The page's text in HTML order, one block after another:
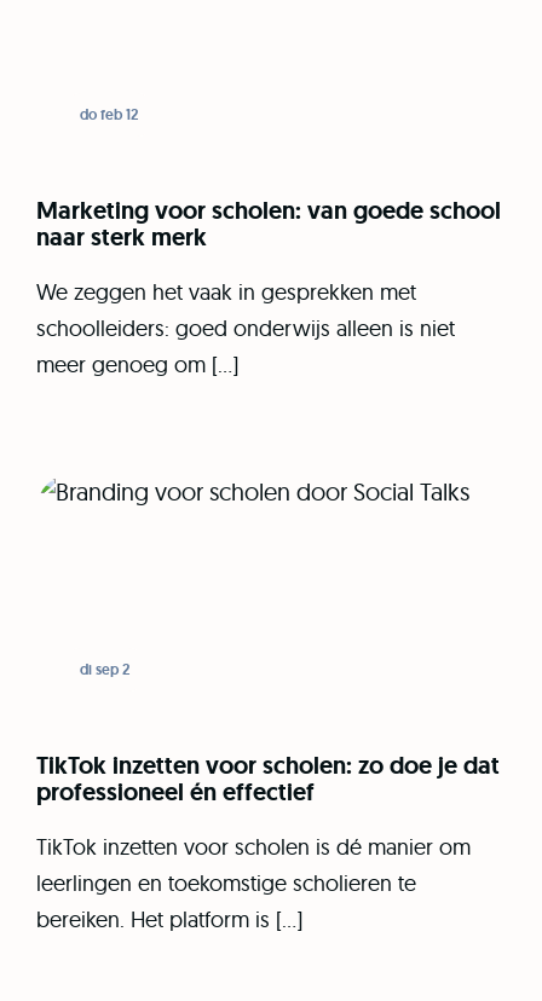
do feb 12
Marketing voor scholen: van goede school
naar sterk merk
We zeggen het vaak in gesprekken met
schoolleiders: goed onderwijs alleen is niet
meer genoeg om […]
di sep 2
TikTok inzetten voor scholen: zo doe je dat
professioneel én effectief
TikTok inzetten voor scholen is dé manier om
leerlingen en toekomstige scholieren te
bereiken. Het platform is […]